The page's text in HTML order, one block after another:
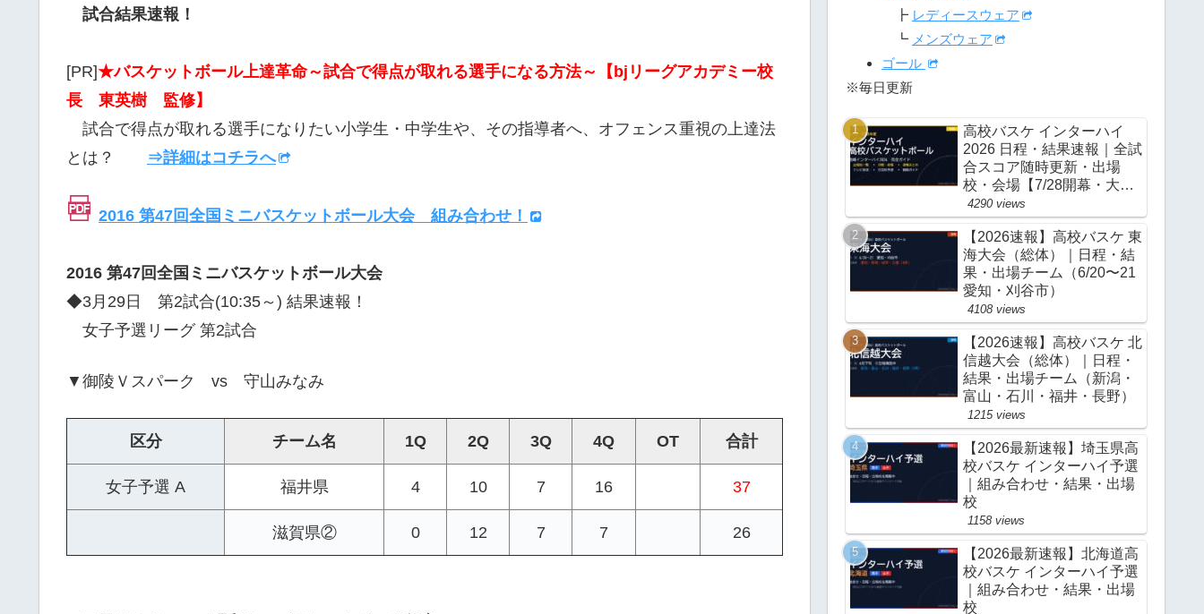
試合結果速報！
[PR]★バスケットボール上達革命～試合で得点が取れる選手になる方法～【bjリーグアカデミー校
長 東英樹 監修】
試合で得点が取れる選手になりたい小学生・中学生や、その指導者へ、オフェンス重視の上達法
とは？ ⇒詳細はコチラへ
2016 第47回全国ミニバスケットボール大会 組み合わせ！
2016 第47回全国ミニバスケットボール大会
◆3月29日 第2試合(10:35～) 結果速報！
女子予選リーグ 第2試合
▼御陵Ｖスパーク vs 守山みなみ
区分 チーム名 1Q 2Q 3Q 4Q OT 合計
女子予選 A 福井県 4 10 7 16 37
滋賀県② 0 12 7 7 26
┣ レディースウェア
┗ メンズウェア
ゴール
※毎日更新
高校バスケ インターハイ
2026 日程・結果速報｜全試
合スコア随時更新・出場
校・会場【7/28開幕・大
阪】
4290 views
【2026速報】高校バスケ 東
海大会（総体）｜日程・結
果・出場チーム（6/20〜21
愛知・刈谷市）
4108 views
【2026速報】高校バスケ 北
信越大会（総体）｜日程・
結果・出場チーム（新潟・
富山・石川・福井・長野）
1215 views
【2026最新速報】埼玉県高
校バスケ インターハイ予選
｜組み合わせ・結果・出場
校
1158 views
【2026最新速報】北海道高
校バスケ インターハイ予選
｜組み合わせ・結果・出場
校